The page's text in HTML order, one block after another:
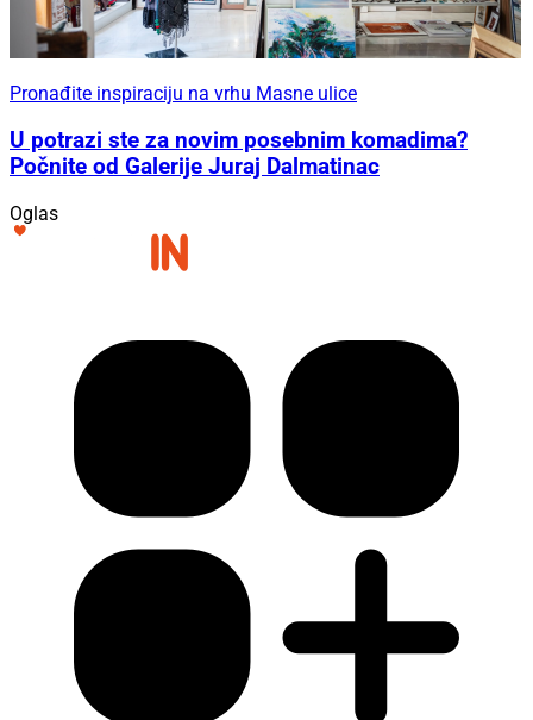
Pronađite inspiraciju na vrhu Masne ulice
U potrazi ste za novim posebnim komadima?
Počnite od Galerije Juraj Dalmatinac
Oglas